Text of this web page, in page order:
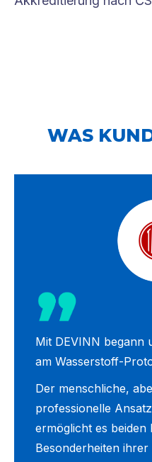
WAS
Mit DEVINN begann
am Wasserstoff-
Der menschliche,
professionelle
ermöglicht es beiden
Besonderheiten